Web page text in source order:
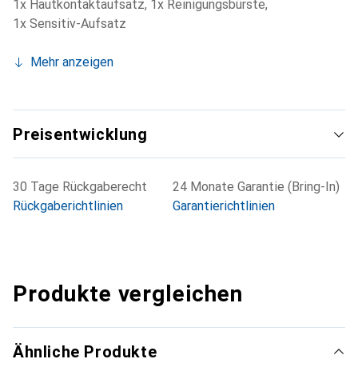
1x Hautkontaktaufsatz, 1x Reinigungsbürste,
1x Sensitiv-Aufsatz
Mehr anzeigen
Preisentwicklung
30 Tage Rückgaberecht
Rückgaberichtlinien
24 Monate Garantie (Bring-In)
Garantierichtlinien
Produkte vergleichen
Ähnliche Produkte